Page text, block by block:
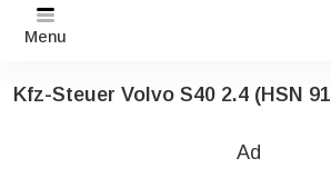
Menu
Kfz-Steuer Volvo S40 2.4 (HSN
Ad